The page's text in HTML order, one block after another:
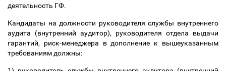
деятельность ГФ.
Кандидаты на должности руководителя службы внутреннего
аудита (внутренний аудитор), руководителя отдела выдачи
гарантий, риск-менеджера в дополнение к вышеуказанным
требованиям должны: